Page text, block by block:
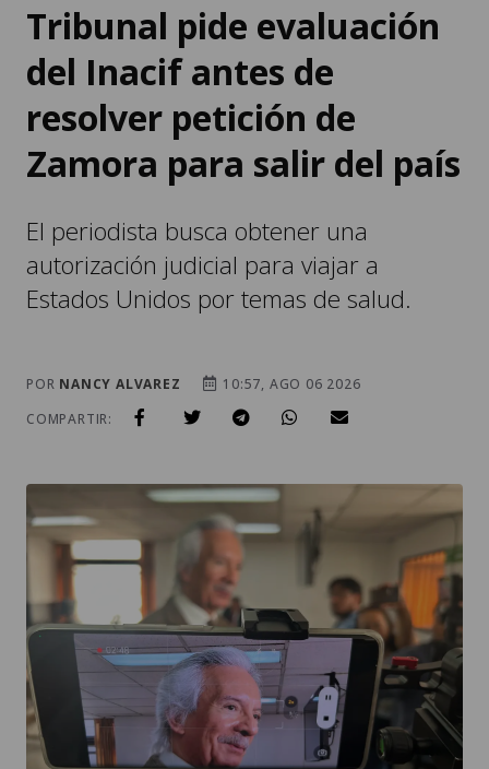
Tribunal pide evaluación
del Inacif antes de
resolver petición de
Zamora para salir del país
El periodista busca obtener una
autorización judicial para viajar a
Estados Unidos por temas de salud.
POR NANCY ALVAREZ
10:57, AGO 06 2026
COMPARTIR: